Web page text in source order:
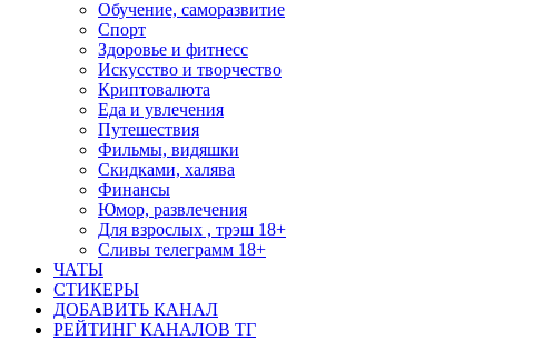
Обучение, саморазвитие
Спорт
Здоровье и фитнесс
Искусство и творчество
Криптовалюта
Еда и увлечения
Путешествия
Фильмы, видяшки
Скидками, халява
Финансы
Юмор, развлечения
Для взрослых , трэш 18+
Сливы телеграмм 18+
ЧАТЫ
СТИКЕРЫ
ДОБАВИТЬ КАНАЛ
РЕЙТИНГ КАНАЛОВ ТГ